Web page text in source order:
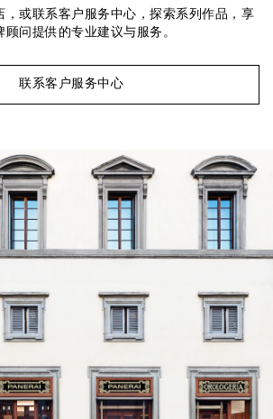
，或联系客户服务中心，探索系列作品，享
顾问提供的专业建议与服务。
联系客户服务中心